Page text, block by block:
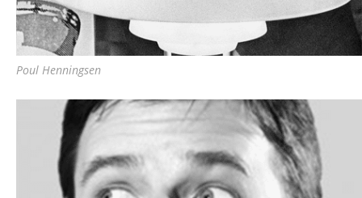
Poul Henningsen